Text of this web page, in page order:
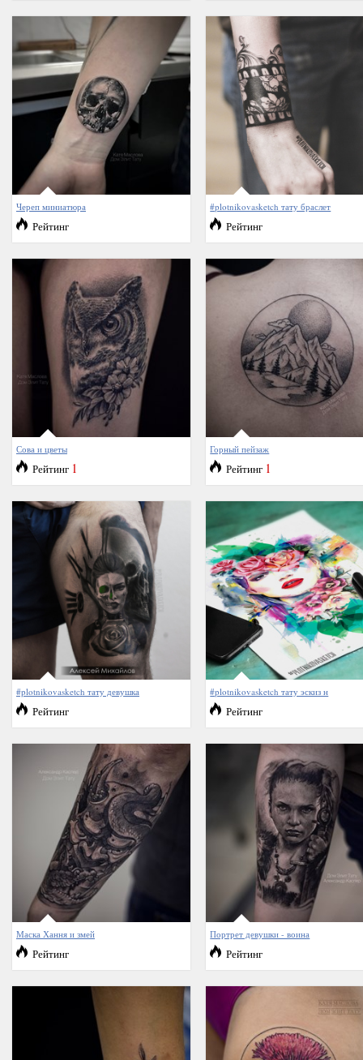
Череп миниатюра
Рейтинг
#plotnikovasketch тату браслет
Рейтинг
Сова и цветы
Рейтинг 1
Горный пейзаж
Рейтинг 1
#plotnikovasketch тату девушка
Рейтинг
#plotnikovasketch тату эскиз н
Рейтинг
Маска Хання и змей
Рейтинг
Портрет девушки - воина
Рейтинг